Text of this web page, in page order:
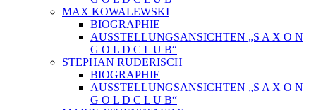
MAX KOWALEWSKI
BIOGRAPHIE
AUSSTELLUNGSANSICHTEN „S A X O N
G O L D C L U B“
STEPHAN RUDERISCH
BIOGRAPHIE
AUSSTELLUNGSANSICHTEN „S A X O N
G O L D C L U B“